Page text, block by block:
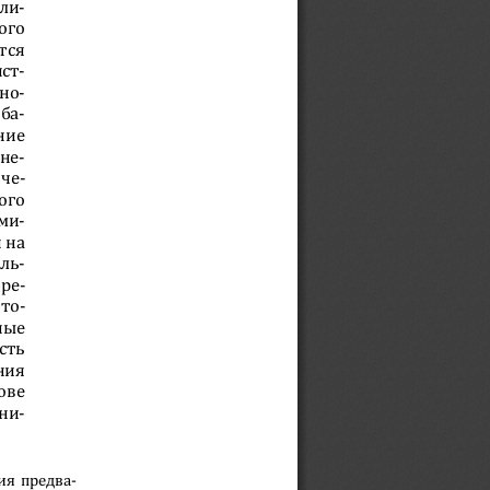
на
предва-